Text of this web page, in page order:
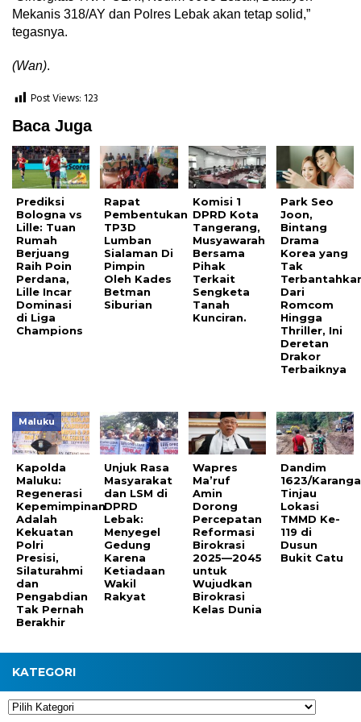
Mekanis 318/AY dan Polres Lebak akan tetap solid,”
tegasnya.
(Wan).
Post Views: 123
Baca Juga
Prediksi
Bologna vs
Lille: Tuan
Rumah
Berjuang
Raih Poin
Perdana,
Lille Incar
Dominasi
di Liga
Champions
Rapat
Pembentukan
TP3D
Lumban
Sialaman Di
Pimpin
Oleh Kades
Betman
Siburian
Komisi 1
DPRD Kota
Tangerang,
Musyawarah
Bersama
Pihak
Terkait
Sengketa
Tanah
Kunciran.
Park Seo
Joon,
Bintang
Drama
Korea yang
Tak
Dari
Romcom
Hingga
Thriller, Ini
Deretan
Drakor
Terbaiknya
Maluku
Kapolda
Maluku:
Regenerasi
Kepemimpinan
Adalah
Kekuatan
Polri
Presisi,
Silaturahmi
dan
Pengabdian
Tak Pernah
Berakhir
Unjuk Rasa
Masyarakat
dan LSM di
DPRD
Lebak:
Menyegel
Gedung
Karena
Ketiadaan
Wakil
Rakyat
Wapres
Ma’ruf
Amin
Dorong
Percepatan
Reformasi
Birokrasi
2025—2045
untuk
Wujudkan
Birokrasi
Kelas Dunia
Dandim
1623/
Tinjau
Lokasi
TMMD Ke-
119 di
Dusun
Bukit Catu
KATEGORI
Kategori